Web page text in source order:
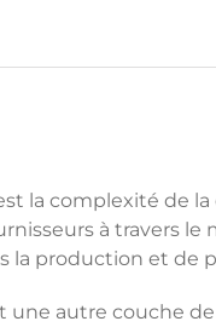
la complexité de
à travers
la production et de
autre couche